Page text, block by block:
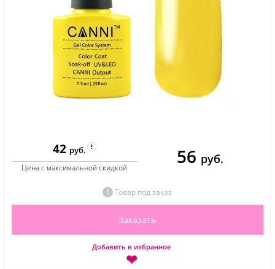
42 руб.
Цена с максимальной скидкой 56 руб.
Товар под заказ
Заказать
Добавить в избранное
❤